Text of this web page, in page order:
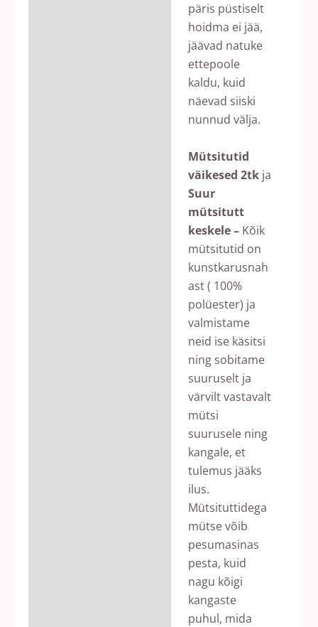
päris püstiselt
hoidma ei jää,
jäävad natuke
ettepoole
kaldu, kuid
näevad siiski
nunnud välja.
Mütsitutid
väikesed 2tk ja
Suur
mütsitutt
keskele – Kõik
mütsitutid on
kunstkarusnah
ast ( 100%
polüester) ja
valmistame
neid ise käsitsi
ning sobitame
suuruselt ja
värvilt vastavalt
mütsi
suurusele ning
kangale, et
tulemus jääks
ilus.
Mütsituttidega
mütse võib
pesumasinas
pesta, kuid
nagu kõigi
kangaste
puhul, mida